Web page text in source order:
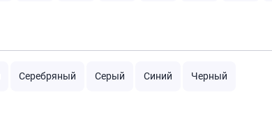
Серебряный Серый Синий Черный